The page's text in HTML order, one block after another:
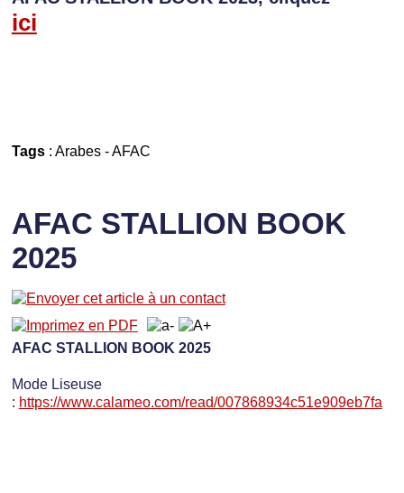
ici
Tags: Arabes-AFAC
AFAC STALLION BOOK
2025
AFAC STALLION BOOK 2025
Mode Liseuse
: https://www.calameo.com/read/007868934c51e909eb7fa